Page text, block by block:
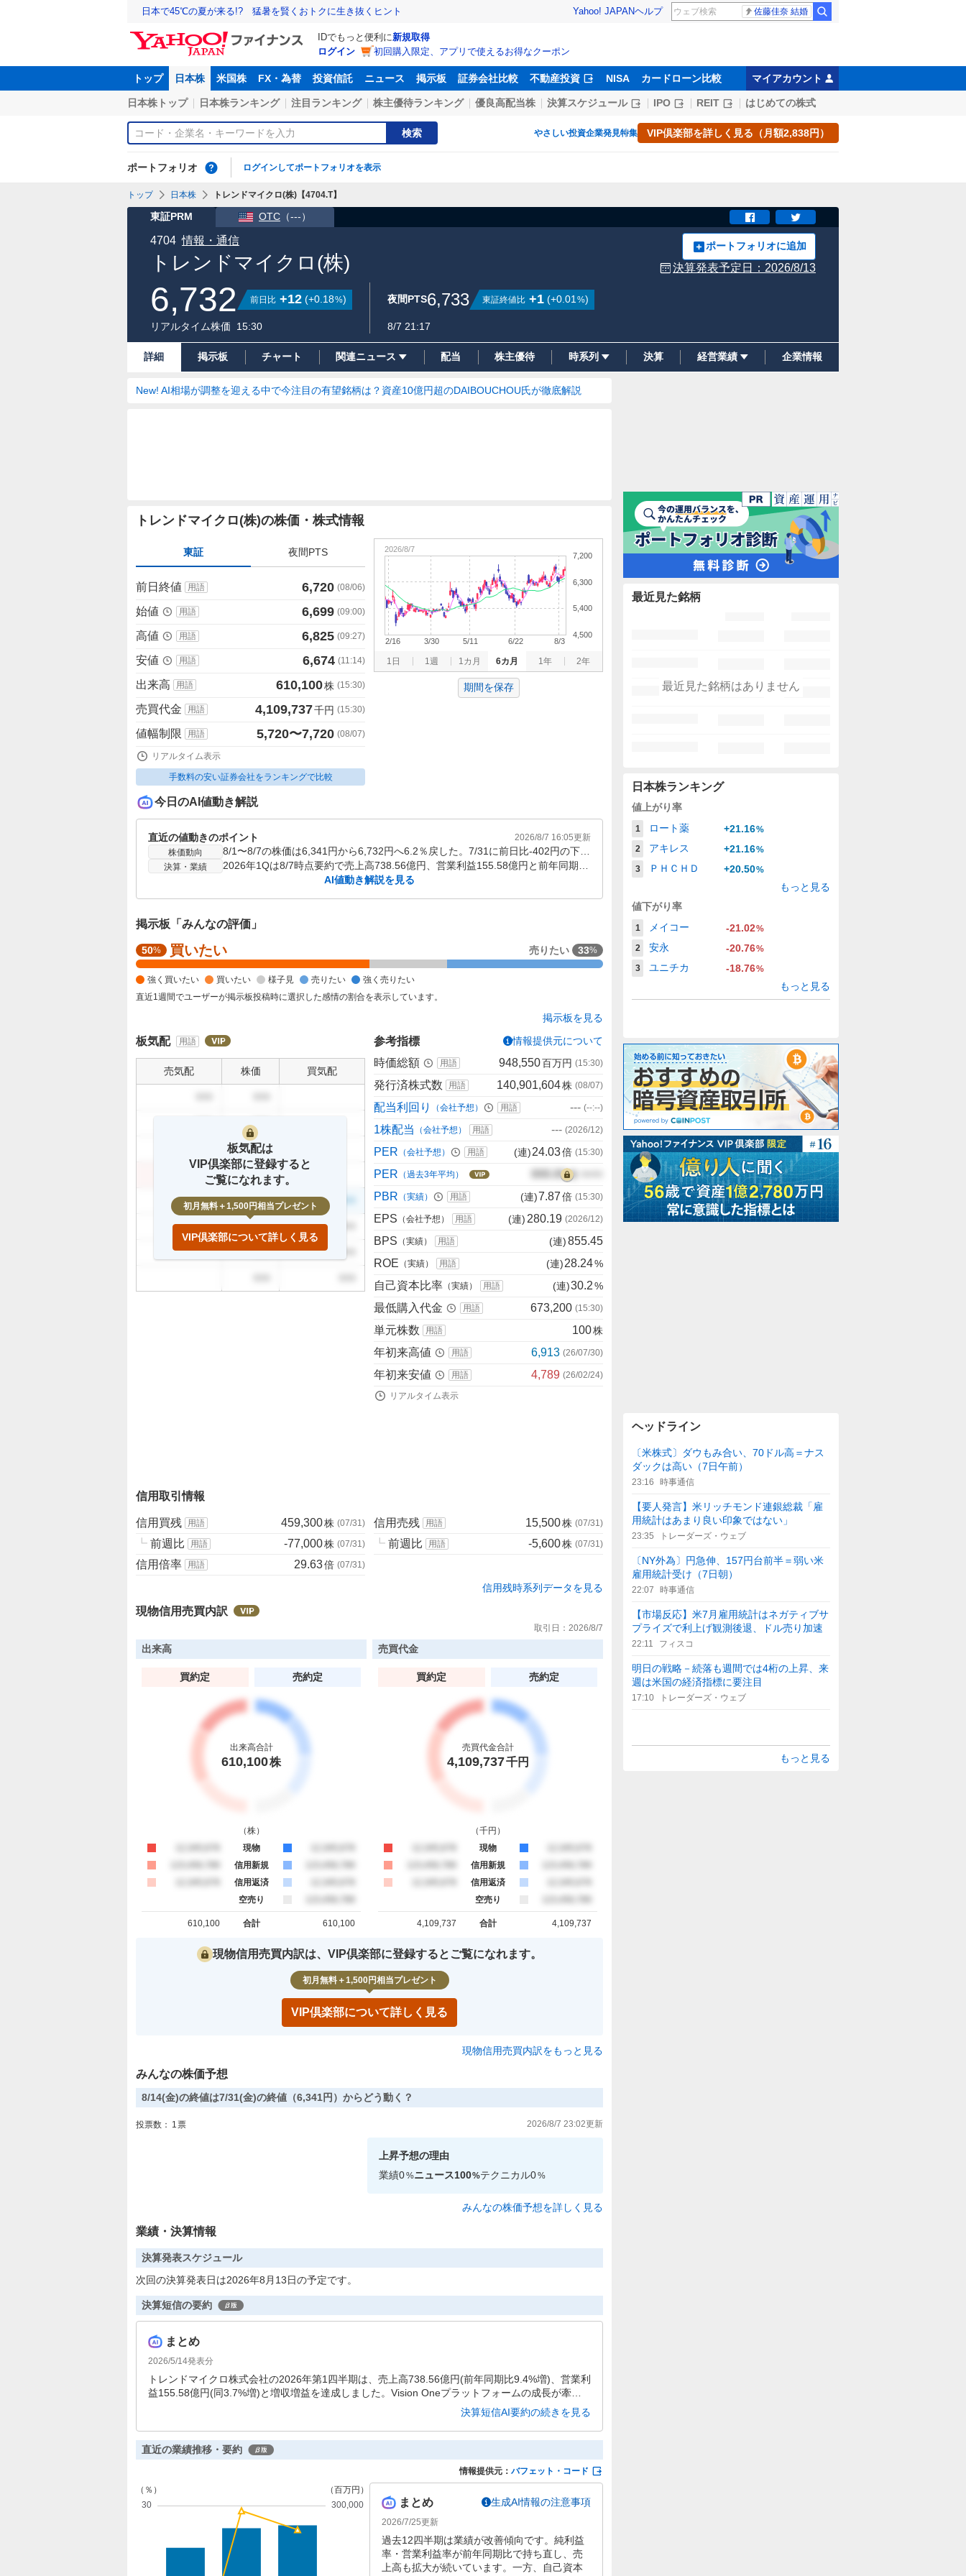
日本で45℃の夏が来る!? 猛暑を賢くおトクに生き抜くヒント Yahoo! JAPANヘルプ 佐藤佳奈 結婚
IDでもっと便利に新規取得
ログイン
初回購入限定、アプリで使えるお得なクーポン
トップ 日本株 米国株 FX・為替 投資信託 ニュース 掲示板 証券会社比較 不動産投資 NISA カードローン比較 マイアカウント
日本株トップ 日本株ランキング 注目ランキング 株主優待ランキング 優良高配当株 決算スケジュール IPO REIT はじめての株式
検索 やさしい投資企業発見特集 VIP倶楽部を詳しく見る（月額2,838円）
ポートフォリオ ログインしてポートフォリオを表示
トップ 日本株 トレンドマイクロ(株)【4704.T】
東証PRM OTC （---）
トレンドマイクロ(株)
4704 情報・通信 ポートフォリオに追加
決算発表予定日： 2026/8/13
6,732 前日比 +12 (+0.18%)
リアルタイム株価 15:30
夜間PTS6,733 東証終値比 +1 (+0.01%)
8/7 21:17
詳細 掲示板 チャート 関連ニュース 配当 株主優待 時系列 決算 経営業績 企業情報
New! AI相場が調整を迎える中で今注目の有望銘柄は？資産10億円超のDAIBOUCHOU氏が徹底解説
トレンドマイクロ(株)の株価・株式情報
価
値
東証 夜間PTS
前日終値 用語 6,720 (08/06)
始値 用語 6,699 (09:00)
高値 用語 6,825 (09:27)
安値 用語 6,674 (11:14)
出来高 用語 610,100株 (15:30)
売買代金 用語 4,109,737千円 (15:30)
値幅制限 用語 5,720〜7,720 (08/07)
リアルタイム表示
手数料の安い証券会社をランキングで比較
1日 1週 1カ月 6カ月 1年 2年
4,500
5,400
6,300
7,200
2/16 3/30 5/11 6/22 8/3
2026/8/7
期間を保存
今日のAI値動き解説
直近の値動きのポイント 2026/8/7 16:05更新
株価動向
決算・業績
AI値動き解説を見る
掲示板「みんなの評価」
強
く
買
い
5
0
3
3
%
、
く
た
%
50% 買いたい 売りたい 33%
強く買いたい 買いたい 様子見 売りたい
強く売りたい
直近1週間でユーザーが掲示板投稿時に選択した感情の割合を表示しています。
掲示板を見る
板気配 用語
売気配 株価 買気配
999
999 999
999
999
999
板気配は
VIP倶楽部に登録すると
ご覧になれます。
初月無料＋1,500円相当プレゼント
VIP倶楽部について詳しく見る
参考指標 情報提供元について
時価総額 用語 948,550百万円 (15:30)
発行済株式数 用語 140,901,604株 (08/07)
配当利回り （会社予想） 用語 --- (--:--)
1株配当 （会社予想） 用語 --- (2026/12)
PER （会社予想） 用語 (連)24.03倍 (15:30)
PER （過去3年平均） 000.00倍
PBR （実績） 用語 (連)7.87倍 (15:30)
EPS （会社予想） 用語 (連) 280.19 (2026/12)
BPS （実績） 用語 (連)855.45
ROE （実績） 用語 (連)28.24%
自己資本比率 （実績） 用語 (連)30.2%
最低購入代金 用語 673,200 (15:30)
単元株数 用語 100株
年初来高値 用語 6,913 (26/07/30)
年初来安値 用語 4,789 (26/02/24)
リアルタイム表示
信用取引情報
信用買残 用語 459,300株 (07/31 )
┗ 前週比 用語 -77,000株 (07/31 )
信用倍率 用語 29.63倍 (07/31 )
信用売残 用語 15,500株 (07/31 )
┗ 前週比 用語 -5,600株 (07/31 )
信用残時系列データを見る
現物信用売買内訳
取引日： 2026/8/7
出来高
買約定 売約定
出来高合計
610,100株
（株）
現物
信用新規
信用返済
空売り
合計
買約定 合計
610,100
売約定 合計
610,100
売買代金
買約定 売約定
売買代金合計
4,109,737千円
（千円 ）
現物
信用新規
信用返済
空売り
合計
買約定 合計
4,109,737
売約定 合計
4,109,737
現物信用売買内訳は、VIP倶楽部に登録するとご覧になれます。
初月無料＋1,500円相当プレゼント
VIP倶楽部について詳しく見る
現物信用売買内訳をもっと見る
みんなの株価予想
8/14(金)の終値は7/31(金)の終値（6,341円）からどう動く？
投票数： 1 票 2026/8/7 23:02更新
上昇予想の理由
業績0%ニュース100%テクニカル0%
みんなの株価予想を詳しく見る
業績・決算情報
決算発表スケジュール
次回の決算発表日は2026年8月13日の予定です。
決算短信の要約
まとめ
2026/5/14発表分
トレンドマイクロ株式会社の2026年第1四半期は、売上高738.56億円(前年同期比9.4%増)、営業利
益155.58億円(同3.7%増)と増収増益を達成しました。Vision Oneプラットフォームの成長が牽引
し、全地域で増収となりました。経常利益は176.51億円(同42.2%増)と大幅増益を記録していま
決算短信AI要約の続きを見る
直近の業績推移・要約
情報提供元： バフェット・コード
まとめ 生成AI情報の注意事項
2026/7/25更新
過去12四半期は業績が改善傾向です。純利益
率・営業利益率が前年同期比で持ち直し、売
上高も拡大が続いています。一方、自己資本
最近見た銘柄
最近見た銘柄はありません
日本株ランキング
値上がり率
1 ロート薬 +21.16%
2
アキレス +21.16%
3
ＰＨＣＨＤ +20.50%
もっと見る
値下がり率
1 メイコー -21.02%
2
安永 -20.76%
3
ユニチカ -18.76%
もっと見る
ヘッドライン
〔米株式〕ダウもみ合い、70ドル高＝ナス
ダックは高い（7日午前）
23:16 時事通信
【要人発言】米リッチモンド連銀総裁「雇
用統計はあまり良い印象ではない」
23:35 トレーダーズ・ウェブ
〔NY外為〕円急伸、157円台前半＝弱い米
雇用統計受け（7日朝）
22:07 時事通信
【市場反応】米7月雇用統計はネガティブサ
プライズで利上げ観測後退、ドル売り加速
22:11 フィスコ
明日の戦略－続落も週間では4桁の上昇、来
週は米国の経済指標に要注目
17:10 トレーダーズ・ウェブ
もっと見る